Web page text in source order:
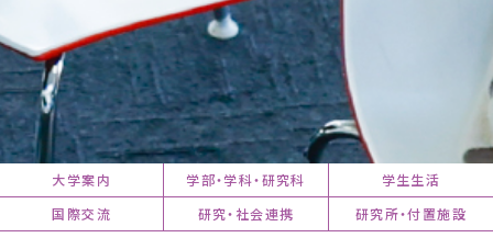
大学案内 学部・学科・研究科
学生生活
国際交流
研究・社会連携 研究所・付置施設